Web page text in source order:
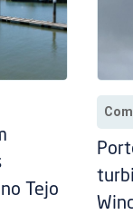
Tejo